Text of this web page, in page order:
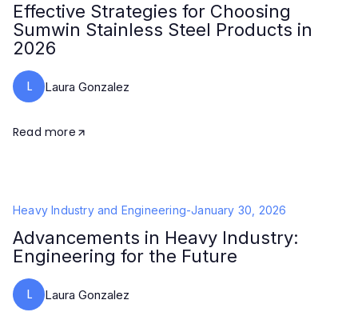
Effective Strategies for Choosing
Sumwin Stainless Steel Products in
2026
L Laura Gonzalez
Read more
Heavy Industry and Engineering-January 30, 2026
Advancements in Heavy Industry:
Engineering for the Future
L Laura Gonzalez